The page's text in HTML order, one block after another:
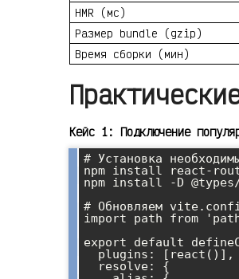
HMR (мс)
Размер bundle (gzip)
Время сборки (мин)
Кейс 1: Подключение
# Установка
npm install react-
npm install -D
# Обновляем
import path from
export default